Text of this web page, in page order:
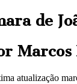
de
atualização